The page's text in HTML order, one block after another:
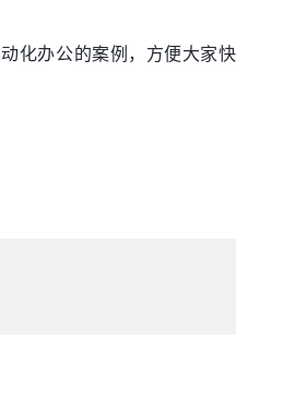
化办公的案例，方便大家快